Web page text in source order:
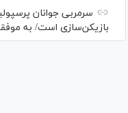
سرمربی جوانان
بازیکن‌سازی است/ به